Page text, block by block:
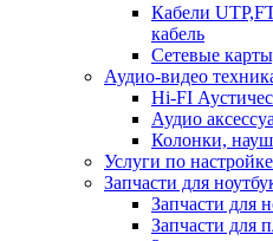
Кабели
кабель
Сетевые
Аудио-видео
Hi-FI
Аудио
Колонки,
Услуги по
Запчасти для
Запчасти для
Запчасти для